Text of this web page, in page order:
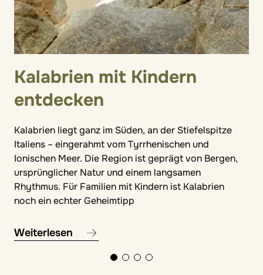
Kalabrien mit Kindern
entdecken
Kalabrien liegt ganz im Süden, an der Stiefelspitze
Italiens – eingerahmt vom Tyrrhenischen und
Ionischen Meer. Die Region ist geprägt von Bergen,
ursprünglicher Natur und einem langsamen
Rhythmus. Für Familien mit Kindern ist Kalabrien
noch ein echter Geheimtipp
Weiterlesen